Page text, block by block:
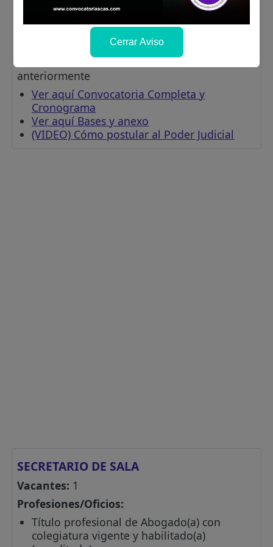
Personal (PSEP)POSTULA AQUÍ
(Selecciona el
concurso: "PROCESO DE SELECCIÓN DE
PERSONAL (ABIERTO) N° 004-2024- SELVA
CENTRAL"). La opción para postular solo se
habilitará en las fechas indicadas
anteriormente
Ver aquí Convocatoria Completa y
Cronograma
Ver aquí Bases y anexo
(VIDEO) Cómo postular al Poder Judicial
SECRETARIO DE SALA
Vacantes: 1
Profesiones/Oficios:
Título profesional de Abogado(a) con
colegiatura vigente y habilitado(a)
Cerrar Aviso